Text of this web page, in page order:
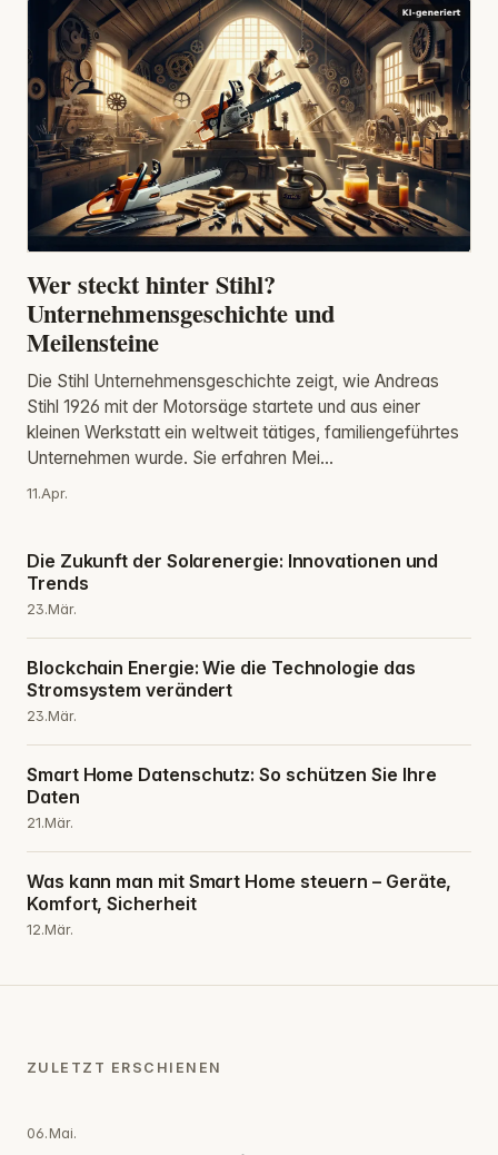
Wer steckt hinter Stihl?
Unternehmensgeschichte und
Meilensteine
Die Stihl Unternehmensgeschichte zeigt, wie Andreas
Stihl 1926 mit der Motorsäge startete und aus einer
kleinen Werkstatt ein weltweit tätiges, familiengeführtes
Unternehmen wurde. Sie erfahren Mei...
11.Apr.
Die Zukunft der Solarenergie: Innovationen und
Trends
23.Mär.
Blockchain Energie: Wie die Technologie das
Stromsystem verändert
23.Mär.
Smart Home Datenschutz: So schützen Sie Ihre
Daten
21.Mär.
Was kann man mit Smart Home steuern – Geräte,
Komfort, Sicherheit
12.Mär.
ZULETZT ERSCHIENEN
06.Mai.